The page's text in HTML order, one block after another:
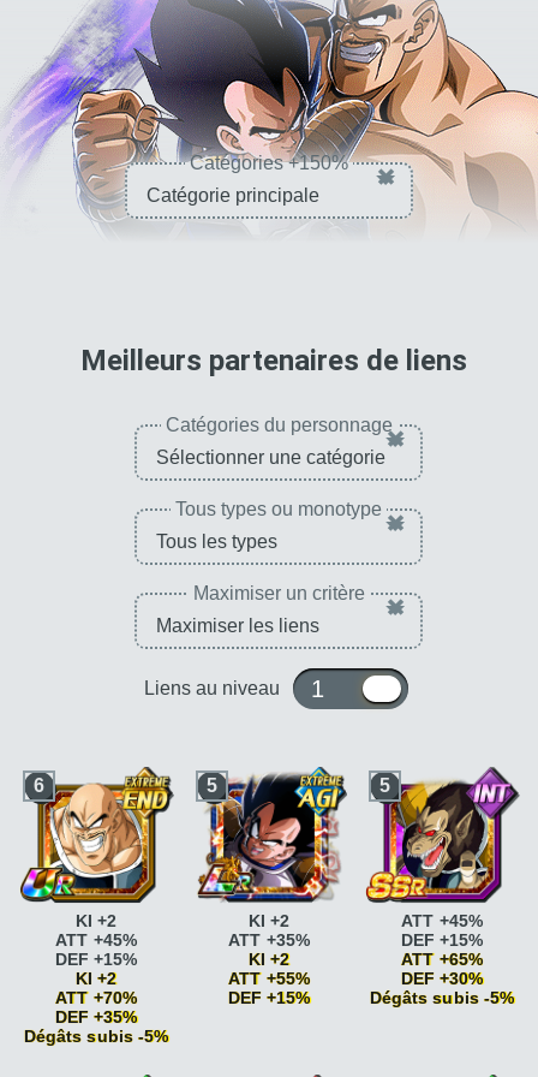
Catégories +150% ×
Meilleurs partenaires de liens
Catégories du personnage×
Tous types ou monotype ×
Maximiser un critère ×
Liens au niveau 1 ou 10
6
KI +2
ATT +45%
DEF +15%
KI +2
ATT +70%
DEF +35%
Dégâts subis -5%
5
KI +2
ATT +35%
KI +2
ATT +55%
DEF +15%
5
ATT +45%
DEF +15%
ATT +65%
DEF +30%
Dégâts subis -5%